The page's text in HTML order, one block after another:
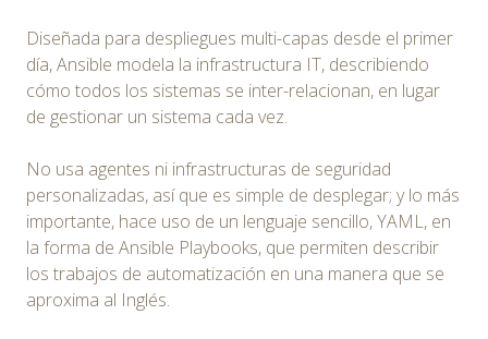
Diseñada para despliegues multi-capas desde el primer
día, Ansible modela la infrastructura IT, describiendo
cómo todos los sistemas se inter-relacionan, en lugar
de gestionar un sistema cada vez.
No usa agentes ni infrastructuras de seguridad
personalizadas, así que es simple de desplegar; y lo más
importante, hace uso de un lenguaje sencillo, YAML, en
la forma de Ansible Playbooks, que permiten describir
los trabajos de automatización en una manera que se
aproxima al Inglés.